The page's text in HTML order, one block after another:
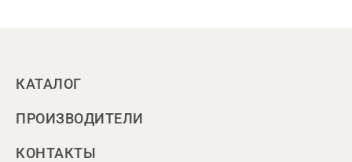
КАТАЛОГ
ПРОИЗВОДИТЕЛИ
КОНТАКТЫ